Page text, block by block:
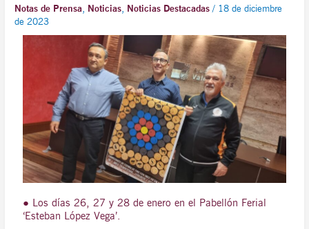
Notas de Prensa, Noticias, Noticias Destacadas / 18 de diciembre
de 2023
● Los días 26, 27 y 28 de enero en el Pabellón Ferial
‘Esteban López Vega’.